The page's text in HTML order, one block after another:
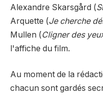
Alexandre Skarsgård (
Arquette (Je cherche
Mullen (Cligner des
l'affiche du film.
Au moment de la
chacun sont gardés